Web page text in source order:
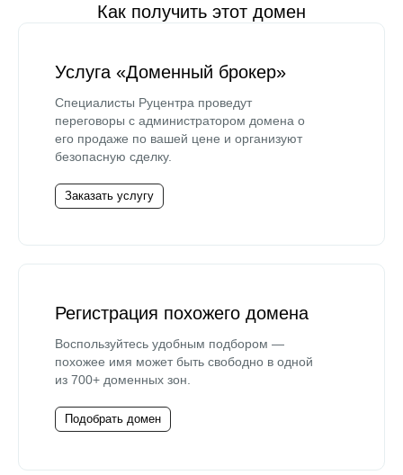
Как получить этот домен
Услуга «Доменный брокер»
Специалисты Руцентра проведут
переговоры с администратором домена о
его продаже по вашей цене и организуют
безопасную сделку.
Заказать услугу
Регистрация похожего домена
Воспользуйтесь удобным подбором —
похожее имя может быть свободно в одной
из 700+ доменных зон.
Подобрать домен